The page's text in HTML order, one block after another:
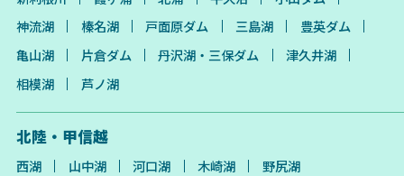
神流湖
榛名湖 戸面原ダム 三島湖
豊英ダム
亀山湖
片倉ダム 丹沢湖・三保ダム
津久井湖
相模湖
芦ノ湖
北陸・甲信越
西湖 山中湖 河口湖 木崎湖 野尻湖